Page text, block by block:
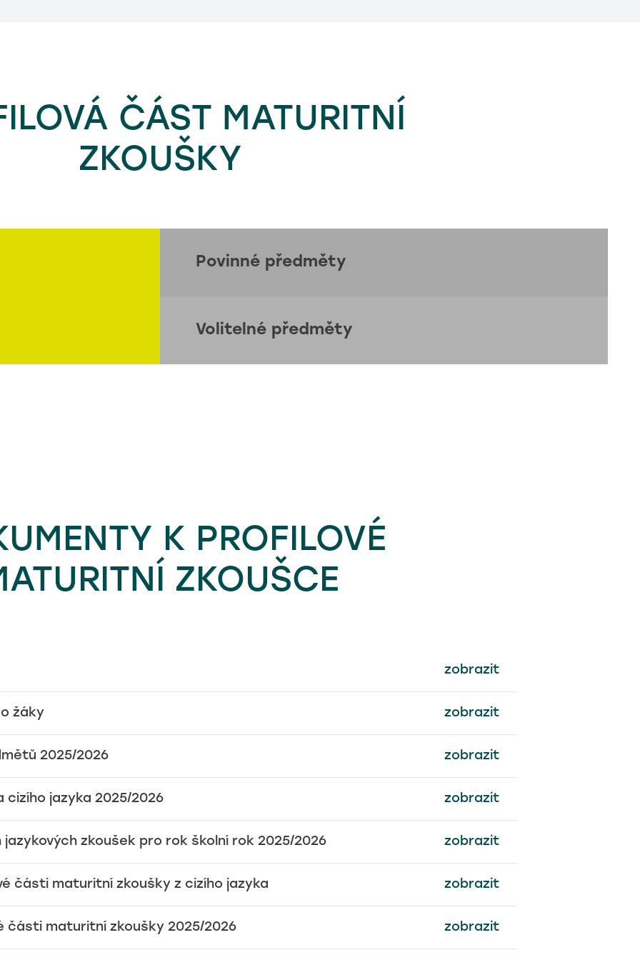
ČÁST MATURITNÍ
ZKOUŠKY
Povinné předměty
Volitelné předměty
K PROFILOVÉ
ZKOUŠCE
zobrazit
žáky zobrazit
2025/2026 zobrazit
cizího jazyka 2025/2026 zobrazit
zkoušek pro rok školní rok 2025/2026 zobrazit
části maturitní zkoušky z cizího jazyka zobrazit
části maturitní zkoušky 2025/2026 zobrazit